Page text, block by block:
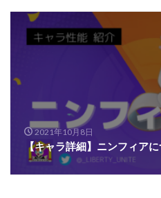
2021年10月8日
【キャラ詳細】ニンフィア